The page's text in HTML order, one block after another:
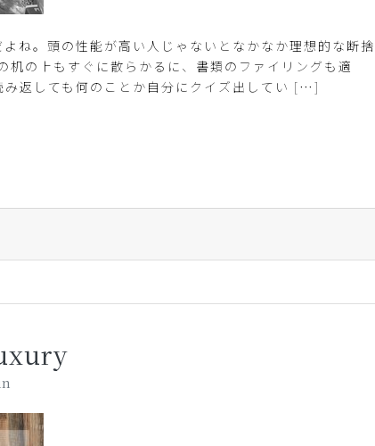
ね。頭の性能が高い人じゃないとなかなか理想的な断捨
机の上もすぐに散らかるに、書類のファイリングも適
み返しても何のことか自分にクイズ出してい […]